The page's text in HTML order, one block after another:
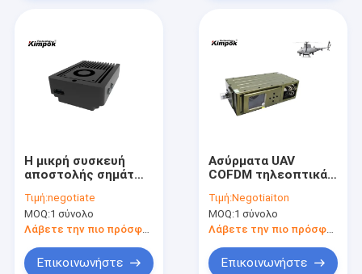
Η μικρή συσκευή
αποστολής σημάτων
ασύρματος AV
αποστολέας 500
1080P μετρά ΧΩΡΊΣ
κρυμμένο Manpack
Τιμή:negotiate
MOQ:1 σύνολο
Λάβετε την πιο πρόσφατη τιμή
Επικοινωνήστε
Ασύρματα UAV
COFDM τηλεοπτικά
με την
κρυπτογράφηση
100km Los AES 256
Τιμή:Negotiaiton
MOQ:1 σύνολο
Λάβετε την πιο πρόσφατη τιμή
Επικοινωνήστε